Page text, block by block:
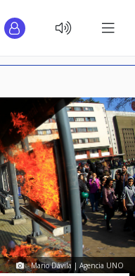
Mario Dávila | Agencia UNO